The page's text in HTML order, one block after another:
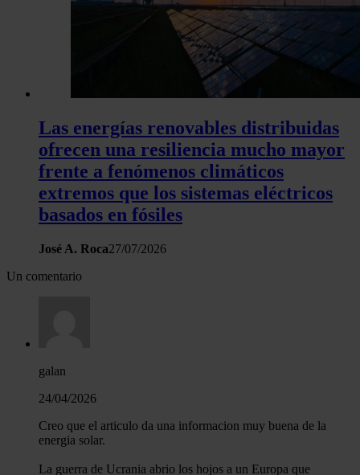
Las energías renovables distribuidas
ofrecen una resiliencia mucho mayor
frente a fenómenos climáticos
extremos que los sistemas eléctricos
basados en fósiles
José A. Roca27/07/2026
Un comentario
galan
24/04/2026
Creo que el articulo da una informacion muy buena de la
energia solar.
La guerra de Ucrania abrio los hojos a un Europa que